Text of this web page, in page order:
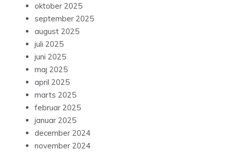
oktober 2025
september 2025
august 2025
juli 2025
juni 2025
maj 2025
april 2025
marts 2025
februar 2025
januar 2025
december 2024
november 2024